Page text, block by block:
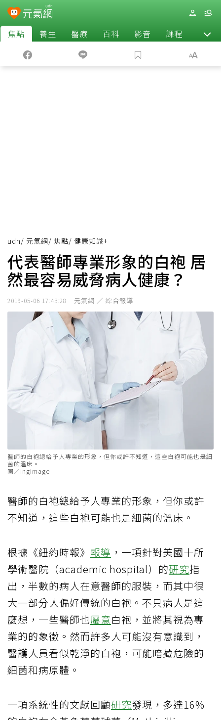
焦點 養生 醫療 百科 影音 課程 退休
udn/ 元氣網/ 焦點/ 健康知識+
代表醫師專業形象的白袍 居
然最容易威脅病人健康？
2019-05-06 17:43:28 元氣網 ／ 綜合報導
醫師的白袍總給予人專業的形象，但你或許不知道，這些白袍可能也是細
菌的溫床。
圖／ingimage
醫師的白袍總給予人專業的形象，但你或許
不知道，這些白袍可能也是細菌的溫床。
根據《紐約時報》 報導 ，一項針對美國十所
學術醫院（academic hospital）的研究指
出，半數的病人在意醫師的服裝，而其中很
大一部分人偏好傳統的白袍。不只病人是這
麼想，一些醫師也屬意白袍，並將其視為專
業的的象徵。然而許多人可能沒有意識到，
醫護人員看似乾淨的白袍，可能暗藏危險的
細菌和病原體。
一項系統性的文獻回顧研究發現，多達16%